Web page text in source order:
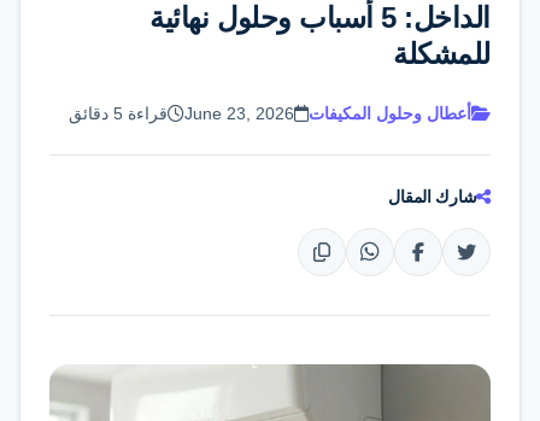
اطلب الخدمة
الداخل: 5 أسباب وحلول نهائية
للمشكلة
أعطال وحلول المكيفات June 23, 2026 قراءة 5 دقائق
شارك المقال